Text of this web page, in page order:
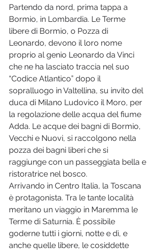
Partendo da nord, prima tappa a
Bormio, in Lombardia. Le Terme
libere di Bormio, o Pozza di
Leonardo, devono il loro nome
proprio al genio Leonardo da Vinci
che ne ha lasciato traccia nel suo
“Codice Atlantico” dopo il
sopralluogo in Valtellina, su invito del
duca di Milano Ludovico il Moro, per
la regolazione delle acqua del fiume
Adda. Le acque dei bagni di Bormio,
Vecchi e Nuovi, si raccolgono nella
pozza dei bagni liberi che si
raggiunge con un passeggiata bella e
ristoratrice nel bosco.
Arrivando in Centro Italia, la Toscana
è protagonista. Tra le tante località
meritano un viaggio in Maremma le
Terme di Saturnia. È possibile
goderne tutti i giorni, notte e dì, e
anche quelle libere, le cosiddette